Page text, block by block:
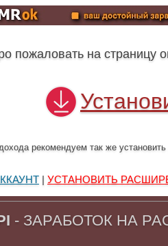
пожаловать на страницу
рекомендуем так же
УСТАНОВИТЬ
- ЗАРАБОТОК НА